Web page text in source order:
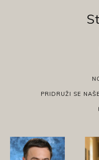
PRIDRUŽI SE